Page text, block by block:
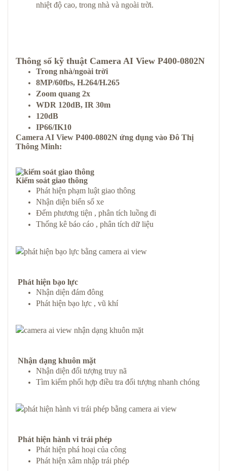
nhiệt độ cao, trong nhà và ngoài trời.
Thông số kỹ thuật Camera AI View P400-0802N
Trong nhà/ngoài trời
8MP/60fbs, H.264/H.265
Zoom quang 2x
WDR 120dB, IR 30m
120dB
IP66/IK10
Camera AI View P400-0802N ứng dụng vào Đô Thị
Thông Minh:
Kiểm soát giao thông
Phát hiện phạm luật giao thông
Nhận diện biển số xe
Đếm phương tiện , phân tích luồng đi
Thống kê báo cáo , phân tích dữ liệu
Phát hiện bạo lực
Nhận diện đám đông
Phát hiện bạo lực , vũ khí
Nhận dạng khuôn mặt
Nhận diện đối tượng truy nã
Tìm kiếm phối hợp điều tra đối tượng nhanh chóng
Phát hiện hành vi trái phép
Phát hiện phá hoại của công
Phát hiện xâm nhập trái phép